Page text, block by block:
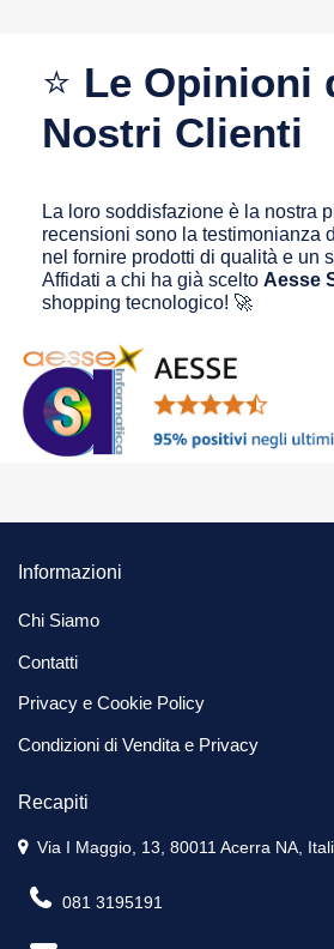
⭐ Le Opinioni
Nostri Clienti
La loro soddisfazione è la nostra
recensioni sono la testimonianza
nel fornire prodotti di qualità e un
Affidati a chi ha già scelto Aesse
shopping tecnologico! 🚀
Informazioni
Chi Siamo
Contatti
Privacy e Cookie Policy
Condizioni di Vendita e Privacy
Recapiti
Via I Maggio, 13, 80011 Acerra NA,
081 3195191